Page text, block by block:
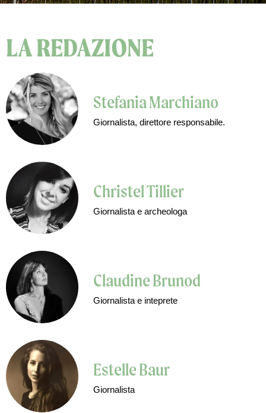
LA REDAZIONE
Stefania Marchiano
Giornalista, direttore responsabile.
Christel Tillier
Giornalista e archeologa
Claudine Brunod
Giornalista e inteprete
Estelle Baur
Giornalista